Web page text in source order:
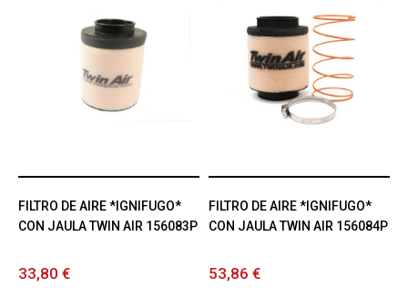
FILTRO DE AIRE *IGNIFUGO*
CON JAULA TWIN AIR 156083P
33,80 €
FILTRO DE AIRE *IGNIFUGO*
CON JAULA TWIN AIR 156084P
53,86 €